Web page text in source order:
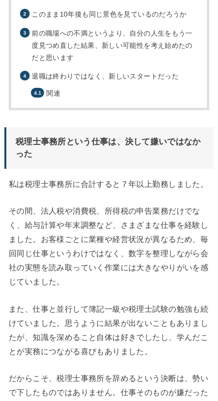
このまま10年後も同じ景色を見ているのだろうか
前の職場への不満というより、自分の人生をもう一
度見つめ直した結果、新しい可能性を考え始めたの
だと思います
退職は終わりではなく、新しいスタートだった
関連
税理士事務所という仕事は、決して嫌いではなか
った
私は税理士事務所に合計すると７年以上勤務しました。
その間、法人税や消費税、所得税の申告業務だけでな
く、給与計算や年末調整など、さまざまな仕事を経験し
ました。お客様ごとに業種や経営状況が異なるため、毎
回同じ仕事というわけではなく、数字を整理しながら会
社の実態を読み取っていく作業には大きなやりがいを感
じていました。
また、仕事と並行して簿記一級や税理士試験の勉強も続
けていました。思うように結果が出ないこともありまし
たが、知識を深めること自体は好きでしたし、学んだこ
とが実務につながる喜びもありました。
だからこそ、税理士事務所を辞めるという決断は、勢い
で下したものではありません。仕事そのものが嫌だった